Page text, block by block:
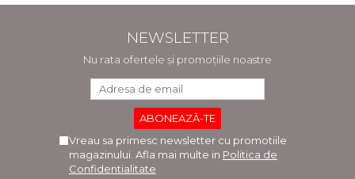
NEWSLETTER
Nu rata ofertele și promoțiile noastre
Vreau sa primesc newsletter cu promotiile
magazinului. Afla mai multe in Politica de
Confidentialitate